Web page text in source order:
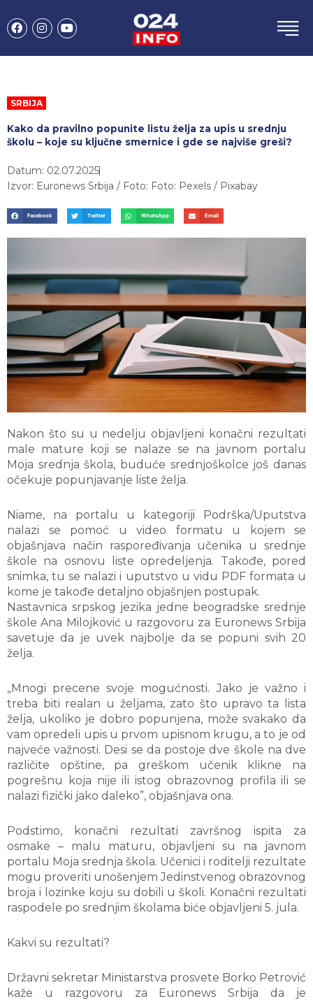
на
садржај
F
a
e
k
I
n
t
a
m
Y
o
t
SRBIJA
Kako da pravilno popunite listu želja za upis u srednju
školu – koje su ključne smernice i gde se najviše greši?
Datum: 02.07.2025
Izvor: Euronews Srbija / Foto: Foto: Pexels / Pixabay
Facebook Twitter WhatsApp Email
Nakon što su u nedelju objavljeni konačni rezultati
male mature koji se nalaze se na javnom portalu
Moja srednja škola, buduće srednjoškolce još danas
očekuje popunjavanje liste želja.
Niame, na portalu u kategoriji Podrška/Uputstva
nalazi se pomoć u video formatu u kojem se
objašnjava način raspoređivanja učenika u srednje
škole na osnovu liste opredeljenja. Takođe, pored
snimka, tu se nalazi i uputstvo u vidu PDF formata u
kome je takođe detaljno objašnjen postupak.
Nastavnica srpskog jezika jedne beogradske srednje
škole Ana Milojković u razgovoru za Euronews Srbija
savetuje da je uvek najbolje da se popuni svih 20
želja.
„Mnogi precene svoje mogućnosti. Jako je važno i
treba biti realan u željama, zato što upravo ta lista
želja, ukoliko je dobro popunjena, može svakako da
vam opredeli upis u prvom upisnom krugu, a to je od
najveće važnosti. Desi se da postoje dve škole na dve
različite opštine, pa greškom učenik klikne na
pogrešnu koja nije ili istog obrazovnog profila ili se
nalazi fizički jako daleko”, objašnjava ona.
Podstimo, konačni rezultati završnog ispita za
osmake – malu maturu, objavljeni su na javnom
portalu Moja srednja škola. Učenici i roditelji rezultate
mogu proveriti unošenjem Jedinstvenog obrazovnog
broja i lozinke koju su dobili u školi. Konačni rezultati
raspodele po srednjim školama biće objavljeni 5. jula.
Kakvi su rezultati?
Državni sekretar Ministarstva prosvete Borko Petrović
kaže u razgovoru za Euronews Srbija da je